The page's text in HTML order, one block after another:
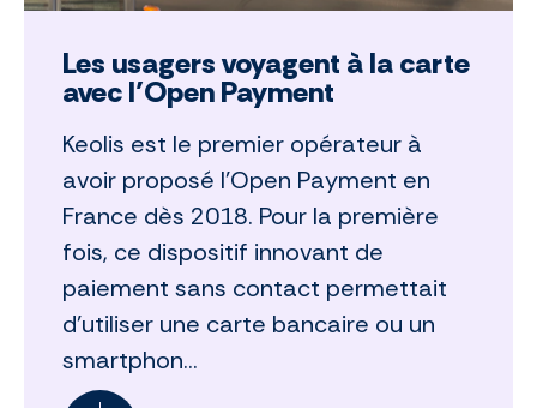
Les usagers voyagent à la carte
avec l’Open Payment
Keolis est le premier opérateur à
avoir proposé l’Open Payment en
France dès 2018. Pour la première
fois, ce dispositif innovant de
paiement sans contact permettait
d’utiliser une carte bancaire ou un
smartphon...